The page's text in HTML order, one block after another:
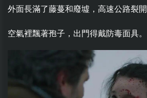
外面長滿了藤蔓和廢墟，高速公路裂開
空氣裡飄著孢子，出門得戴防毒面具。